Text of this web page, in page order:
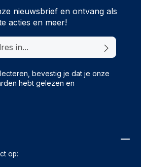
nieuwsbrief en ontvang als
acties en meer!
bevestig je dat je onze
hebt gelezen en
op: